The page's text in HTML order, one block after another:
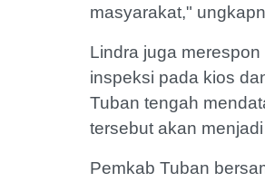
masyarakat,"
Lindra juga
inspeksi pada kios
Tuban tengah
tersebut akan
Pemkab Tuban